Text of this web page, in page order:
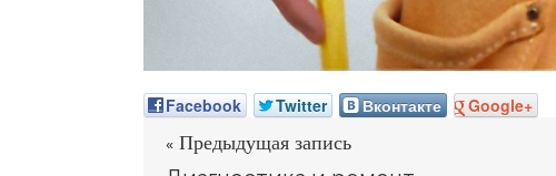
Facebook Twitter Вконтакте Google+
« Предыдущая запись